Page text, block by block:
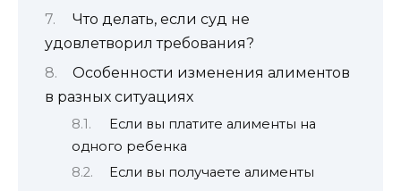
Что делать, если суд не
удовлетворил требования?
Особенности изменения алиментов
в разных ситуациях
Если вы платите алименты на
одного ребенка
Если вы получаете алименты